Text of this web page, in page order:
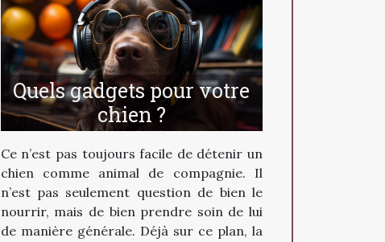
Quels gadgets pour votre
chien ?
Ce n’est pas toujours facile de détenir un
chien comme animal de compagnie. Il
n’est pas seulement question de bien le
nourrir, mais de bien prendre soin de lui
de manière générale. Déjà sur ce plan, la